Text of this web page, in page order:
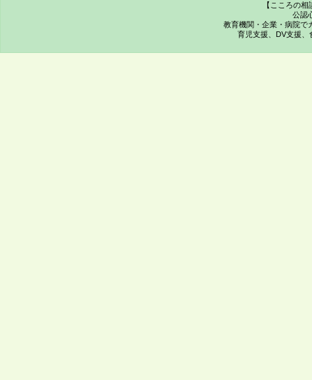
【こころの
公認
教育機関・企業・病院で
育児支援、DV支援